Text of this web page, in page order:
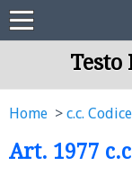
Testo
Home c.c.
Art. 1977